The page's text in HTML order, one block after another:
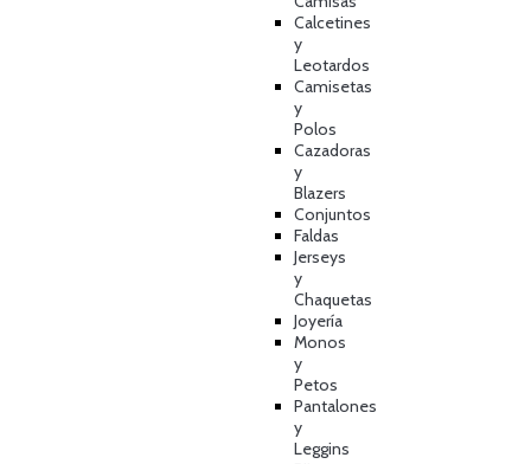
Calcetines
y
Leotardos
Camisetas
y
Polos
Cazadoras
y
Blazers
Conjuntos
Faldas
Jerseys
y
Chaquetas
Joyería
Monos
y
Petos
Pantalones
y
Leggins